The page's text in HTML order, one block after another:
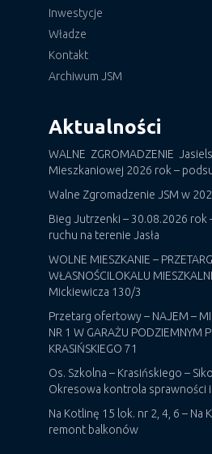
Inwestycje
Władze
Kontakt
Archiwum JSM
Aktualności
WALNE ZGROMADZENIE
Mieszkaniowej 2026 rok –
Walne Zgromadzenie JSM w
Bieg Jutrzenki – 30.08.2026 rok
ruchu na terenie Jasła
WOLNE MIESZKANIE –
WŁASNOŚCILOKALU
Mickiewicza 130/3
Przetarg ofertowy – NAJEM –
NR 1 W GARAŻU PODZIEMNYM
KRASIŃSKIEGO 71
Os. Szkolna – Krasińskiego –
Okresowa kontrola sprawności
Na Kotlinę 15 lok. nr 2, 4, 6 – Na
remont balkonów